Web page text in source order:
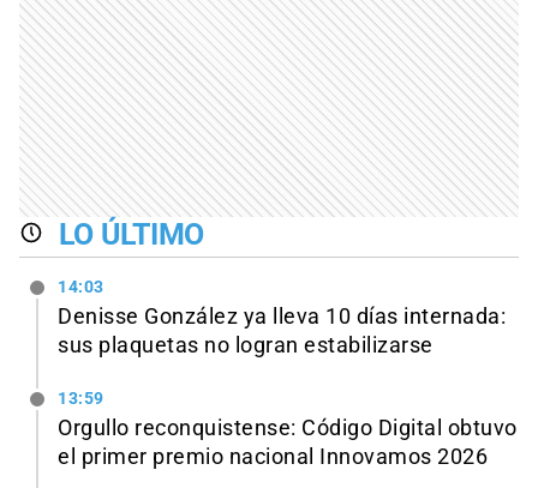
LO ÚLTIMO
14:03
Denisse González ya lleva 10 días internada:
sus plaquetas no logran estabilizarse
13:59
Orgullo reconquistense: Código Digital obtuvo
el primer premio nacional Innovamos 2026